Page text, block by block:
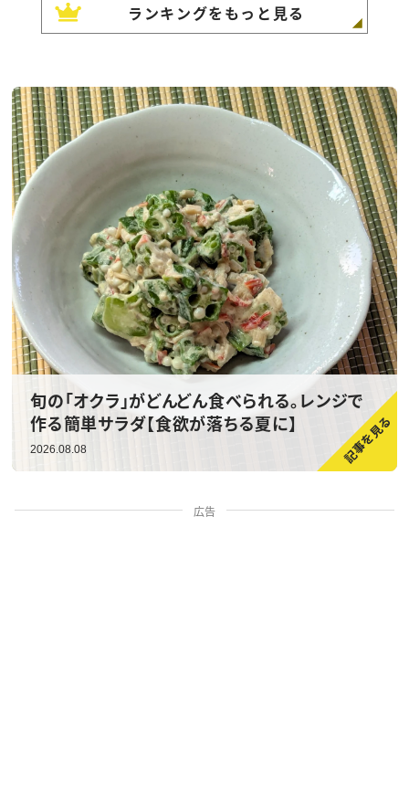
ランキングをもっと見る
旬の「オクラ」がどんどん食べられる。レンジで
作る簡単サラダ【食欲が落ちる夏に】
2026.08.08
広告